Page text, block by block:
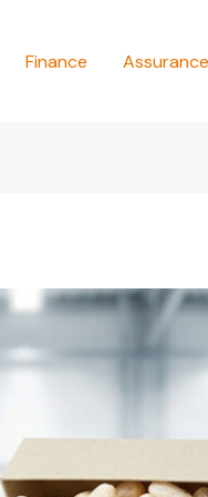
Finance Assurance